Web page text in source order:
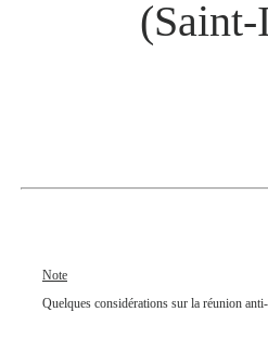
Note
Quelques considérations sur la réunion